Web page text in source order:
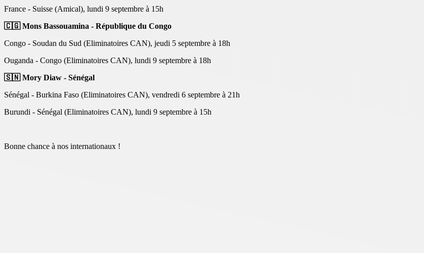
France - Suisse (Amical), lundi 9 septembre à 15h
🇨🇬 Mons Bassouamina - République du Congo
Congo - Soudan du Sud (Eliminatoires CAN), jeudi 5 septembre à 18h
Ouganda - Congo (Eliminatoires CAN), lundi 9 septembre à 18h
🇸🇳 Mory Diaw - Sénégal
Sénégal - Burkina Faso (Eliminatoires CAN), vendredi 6 septembre à 21h
Burundi - Sénégal (Eliminatoires CAN), lundi 9 septembre à 15h
Bonne chance à nos internationaux !